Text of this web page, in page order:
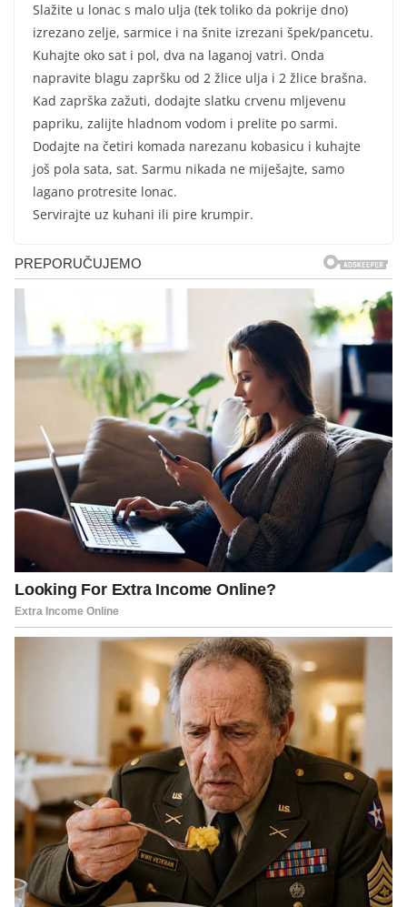
Slažite u lonac s malo ulja (tek toliko da pokrije dno)
izrezano zelje, sarmice i na šnite izrezani špek/pancetu.
Kuhajte oko sat i pol, dva na laganoj vatri. Onda
napravite blagu zapršku od 2 žlice ulja i 2 žlice brašna.
Kad zaprška zažuti, dodajte slatku crvenu mljevenu
papriku, zalijte hladnom vodom i prelite po sarmi.
Dodajte na četiri komada narezanu kobasicu i kuhajte
još pola sata, sat. Sarmu nikada ne miješajte, samo
lagano protresite lonac.
Servirajte uz kuhani ili pire krumpir.